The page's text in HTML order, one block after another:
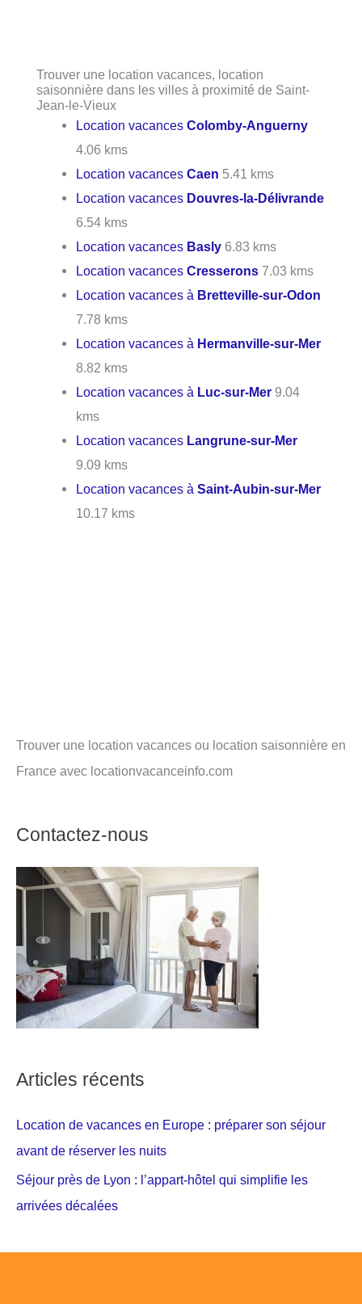
Trouver une location vacances, location
saisonnière dans les villes à proximité de Saint-
Jean-le-Vieux
Location vacancesColomby-Anguerny
4.06 kms
Location vacancesCaen 5.41 kms
Location vacances Douvres-la-Délivrande
6.54 kms
Location vacances Basly 6.83 kms
Location vacancesCresserons 7.03 kms
Location vacances à Bretteville-sur-Odon
7.78 kms
Location vacances à Hermanville-sur-Mer
8.82 kms
Location vacances à Luc-sur-Mer 9.04
kms
Location vacances Langrune-sur-Mer
9.09 kms
Location vacances àSaint-Aubin-sur-Mer
10.17 kms
Trouver une location vacances ou location saisonnière en
France avec locationvacanceinfo.com
Contactez-nous
Articles récents
Location de vacances en Europe : préparer son séjour
avant de réserver les nuits
Séjour près de Lyon : l’appart-hôtel qui simplifie les
arrivées décalées